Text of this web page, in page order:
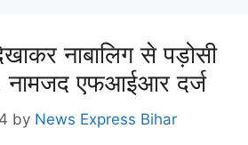
नाबालिग से पड़ोसी
नामजद एफआईआर दर्ज
by News Express Bihar